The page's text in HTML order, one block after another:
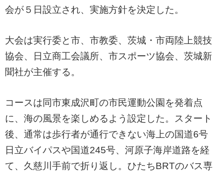
会が５日設立され、実施方針を決定した。
大会は実行委と市、市教委、茨城・市両陸上競技
協会、日立商工会議所、市スポーツ協会、茨城新
聞社が主催する。
コースは同市東成沢町の市民運動公園を発着点
に、海の風景を楽しめるよう設定した。スタート
後、通常は歩行者が通行できない海上の国道6号
日立バイパスや国道245号、河原子海岸道路を経
て、久慈川手前で折り返し。ひたちBRTのバス専